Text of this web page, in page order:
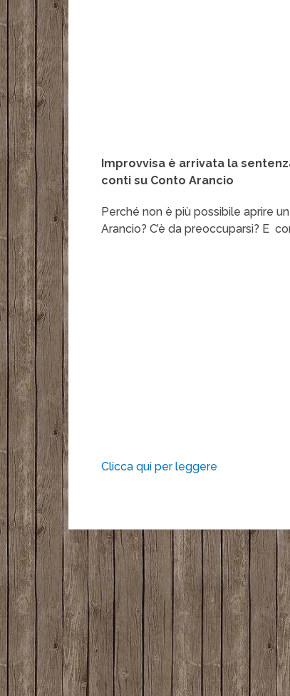
Improvvisa è arrivata la
conti su Conto Arancio
Perché non è più possibile aprire
Arancio? C’è da preoccuparsi? E
Clicca qui per leggere